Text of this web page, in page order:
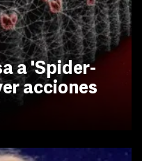
a 'Spider-
acciones